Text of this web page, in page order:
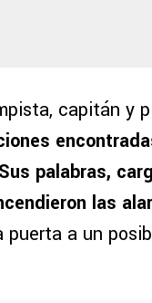
capitán y
Sus palabras,
las
puerta a un